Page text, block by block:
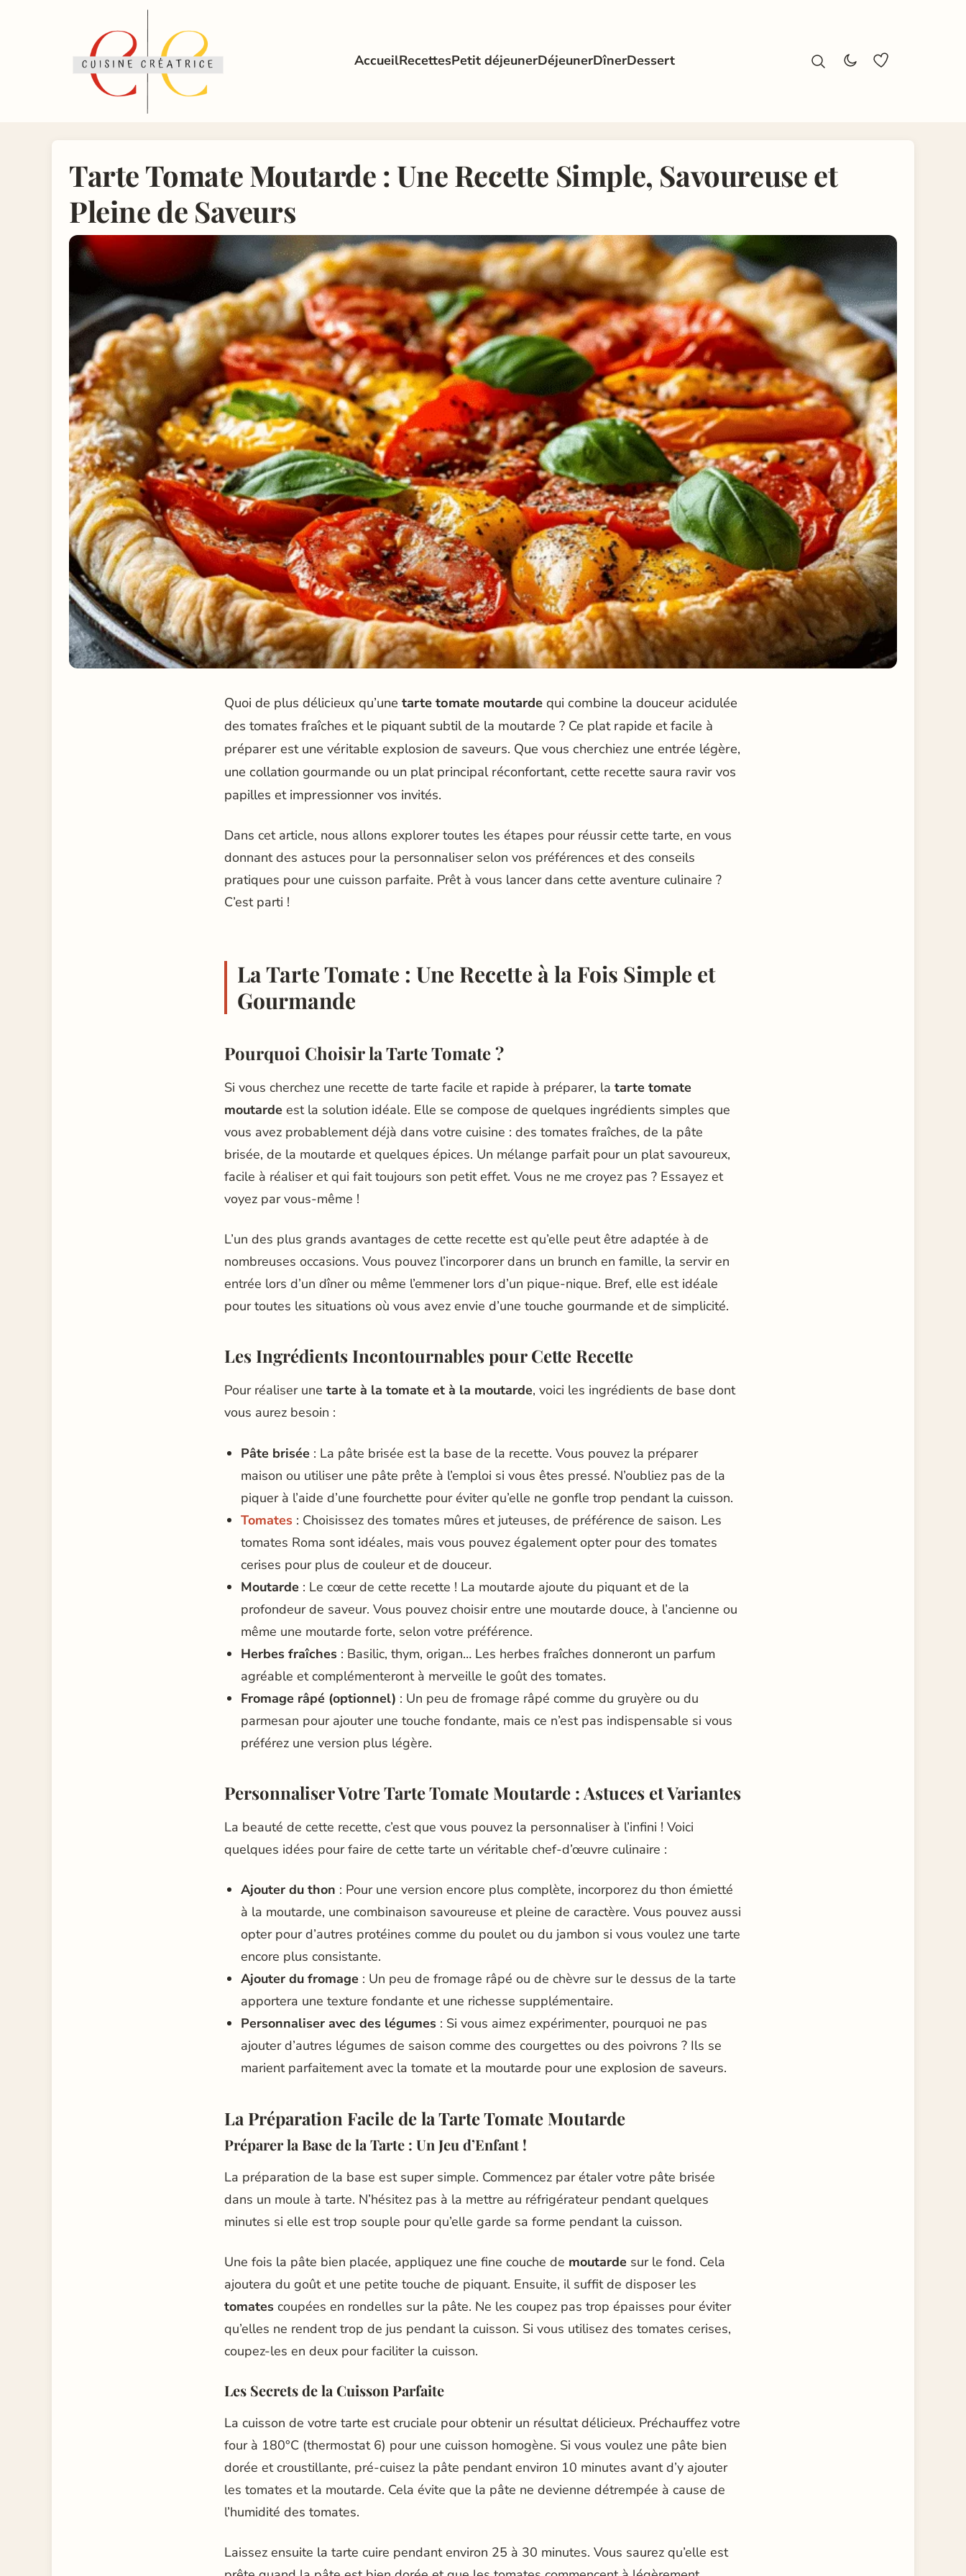
AccueilRecettesPetit déjeunerDéjeunerDînerDessert
Tarte Tomate Moutarde : Une Recette Simple, Savoureuse et
Pleine de Saveurs
Quoi de plus délicieux qu’une tarte tomate moutarde qui combine la douceur acidulée
des tomates fraîches et le piquant subtil de la moutarde ? Ce plat rapide et facile à
préparer est une véritable explosion de saveurs. Que vous cherchiez une entrée légère,
une collation gourmande ou un plat principal réconfortant, cette recette saura ravir vos
papilles et impressionner vos invités.
Dans cet article, nous allons explorer toutes les étapes pour réussir cette tarte, en vous
donnant des astuces pour la personnaliser selon vos préférences et des conseils
pratiques pour une cuisson parfaite. Prêt à vous lancer dans cette aventure culinaire ?
C’est parti !
La Tarte Tomate : Une Recette à la Fois Simple et
Gourmande
Pourquoi Choisir la Tarte Tomate ?
Si vous cherchez une recette de tarte facile et rapide à préparer, la tarte tomate
moutarde est la solution idéale. Elle se compose de quelques ingrédients simples que
vous avez probablement déjà dans votre cuisine : des tomates fraîches, de la pâte
brisée, de la moutarde et quelques épices. Un mélange parfait pour un plat savoureux,
facile à réaliser et qui fait toujours son petit effet. Vous ne me croyez pas ? Essayez et
voyez par vous-même !
L’un des plus grands avantages de cette recette est qu’elle peut être adaptée à de
nombreuses occasions. Vous pouvez l’incorporer dans un brunch en famille, la servir en
entrée lors d’un dîner ou même l’emmener lors d’un pique-nique. Bref, elle est idéale
pour toutes les situations où vous avez envie d’une touche gourmande et de simplicité.
Les Ingrédients Incontournables pour Cette Recette
Pour réaliser une tarte à la tomate et à la moutarde, voici les ingrédients de base dont
vous aurez besoin :
Pâte brisée: La pâte brisée est la base de la recette. Vous pouvez la préparer
maison ou utiliser une pâte prête à l’emploi si vous êtes pressé. N’oubliez pas de la
piquer à l’aide d’une fourchette pour éviter qu’elle ne gonfle trop pendant la cuisson.
Tomates : Choisissez des tomates mûres et juteuses, de préférence de saison. Les
tomates Roma sont idéales, mais vous pouvez également opter pour des tomates
cerises pour plus de couleur et de douceur.
Moutarde: Le cœur de cette recette ! La moutarde ajoute du piquant et de la
profondeur de saveur. Vous pouvez choisir entre une moutarde douce, à l’ancienne ou
même une moutarde forte, selon votre préférence.
Herbes fraîches: Basilic, thym, origan… Les herbes fraîches donneront un parfum
agréable et complémenteront à merveille le goût des tomates.
Fromage râpé (optionnel) : Un peu de fromage râpé comme du gruyère ou du
parmesan pour ajouter une touche fondante, mais ce n’est pas indispensable si vous
préférez une version plus légère.
Personnaliser Votre Tarte Tomate Moutarde : Astuces et Variantes
La beauté de cette recette, c’est que vous pouvez la personnaliser à l’infini ! Voici
quelques idées pour faire de cette tarte un véritable chef-d’œuvre culinaire :
Ajouter du thon : Pour une version encore plus complète, incorporez du thon émietté
à la moutarde, une combinaison savoureuse et pleine de caractère. Vous pouvez aussi
opter pour d’autres protéines comme du poulet ou du jambon si vous voulez une tarte
encore plus consistante.
Ajouter du fromage: Un peu de fromage râpé ou de chèvre sur le dessus de la tarte
apportera une texture fondante et une richesse supplémentaire.
Personnaliser avec des légumes: Si vous aimez expérimenter, pourquoi ne pas
ajouter d’autres légumes de saison comme des courgettes ou des poivrons ? Ils se
marient parfaitement avec la tomate et la moutarde pour une explosion de saveurs.
La Préparation Facile de la Tarte Tomate Moutarde
Préparer la Base de la Tarte : Un Jeu d’Enfant !
La préparation de la base est super simple. Commencez par étaler votre pâte brisée
dans un moule à tarte. N’hésitez pas à la mettre au réfrigérateur pendant quelques
minutes si elle est trop souple pour qu’elle garde sa forme pendant la cuisson.
Une fois la pâte bien placée, appliquez une fine couche de moutarde sur le fond. Cela
ajoutera du goût et une petite touche de piquant. Ensuite, il suffit de disposer les
tomates coupées en rondelles sur la pâte. Ne les coupez pas trop épaisses pour éviter
qu’elles ne rendent trop de jus pendant la cuisson. Si vous utilisez des tomates cerises,
coupez-les en deux pour faciliter la cuisson.
Les Secrets de la Cuisson Parfaite
La cuisson de votre tarte est cruciale pour obtenir un résultat délicieux. Préchauffez votre
four à 180°C (thermostat 6) pour une cuisson homogène. Si vous voulez une pâte bien
dorée et croustillante, pré-cuisez la pâte pendant environ 10 minutes avant d’y ajouter
les tomates et la moutarde. Cela évite que la pâte ne devienne détrempée à cause de
l’humidité des tomates.
Laissez ensuite la tarte cuire pendant environ 25 à 30 minutes. Vous saurez qu’elle est